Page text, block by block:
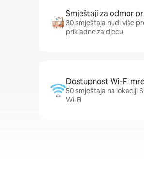
Smještaji za odmor
30 smještaja nudi više
prikladne za djecu
Dostupnost Wi-Fi
50 smještaja na lokaciji
Wi-Fi